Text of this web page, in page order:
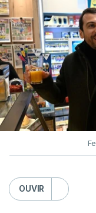
OUVIR